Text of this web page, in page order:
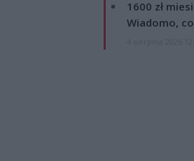
1600 zł
Wiadomo,